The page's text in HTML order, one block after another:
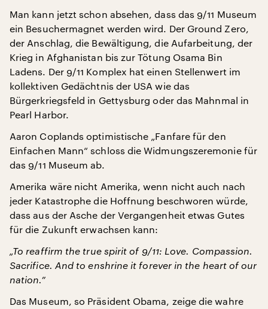
Man kann jetzt schon absehen, dass das 9/11 Museum
ein Besuchermagnet werden wird. Der Ground Zero,
der Anschlag, die Bewältigung, die Aufarbeitung, der
Krieg in Afghanistan bis zur Tötung Osama Bin
Ladens. Der 9/11 Komplex hat einen Stellenwert im
kollektiven Gedächtnis der USA wie das
Bürgerkriegsfeld in Gettysburg oder das Mahnmal in
Pearl Harbor.
Aaron Coplands optimistische „Fanfare für den
Einfachen Mann“ schloss die Widmungszeremonie für
das 9/11 Museum ab.
Amerika wäre nicht Amerika, wenn nicht auch nach
jeder Katastrophe die Hoffnung beschworen würde,
dass aus der Asche der Vergangenheit etwas Gutes
für die Zukunft erwachsen kann:
„To reaffirm the true spirit of 9/11: Love. Compassion.
Sacrifice. And to enshrine it forever in the heart of our
nation.”
Das Museum, so Präsident Obama, zeige die wahre